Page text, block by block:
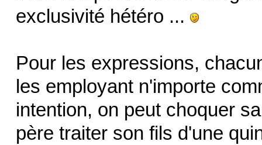
exclusivité hétéro ...
Pour les expressions,
les employant n'importe
intention, on peut choquer
père traiter son fils d'une